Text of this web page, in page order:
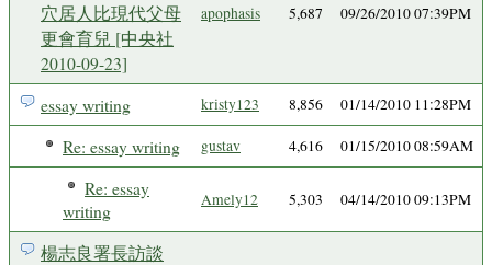
穴居人比現代父母
更會育兒 [中央社
2010-09-23]
apophasis 5,687 09/26/2010 07:39PM
essay writing kristy123 8,856 01/14/2010 11:28PM
Re: essay writing gustav 4,616 01/15/2010 08:59AM
Re: essay
writing
Amely12 5,303 04/14/2010 09:13PM
楊志良署長訪談